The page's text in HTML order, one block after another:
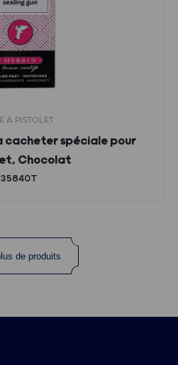
À PISTOLET
cacheter spéciale pour
Chocolat
35840T
de produits